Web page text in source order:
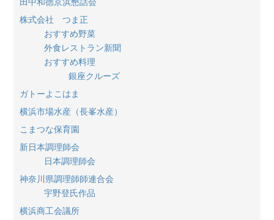
株式会社 つま正
おすすめ野菜
外食レストラン新聞
おすすめ料理
銀座クルーズ
ガトーよこはま
横浜市場水産（長峯水産）
こまつな保育園
新日本調理師会
日本調理師会
神奈川県調理師師連合会
宇野登氏作品
横浜商工会議所